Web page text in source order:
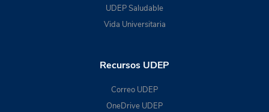
UDEP Saludable
Vida Universitaria
Recursos UDEP
Correo UDEP
OneDrive UDEP